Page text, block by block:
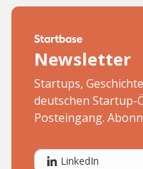
Newsletter
Startups,
deutschen Startup-
Posteingang.
LinkedIn